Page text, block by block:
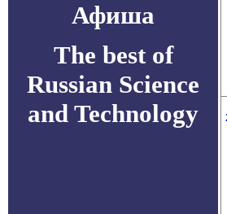
Афиша
The best of
Russian Science
and Technology